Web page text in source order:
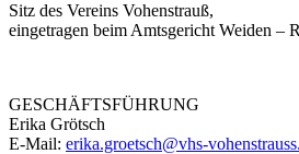
Sitz des Vereins Vohenstrauß,
eingetragen beim Amtsgericht Weiden –
GESCHÄFTSFÜHRUNG
Erika Grötsch
E-Mail: erika.groetsch@vhs-